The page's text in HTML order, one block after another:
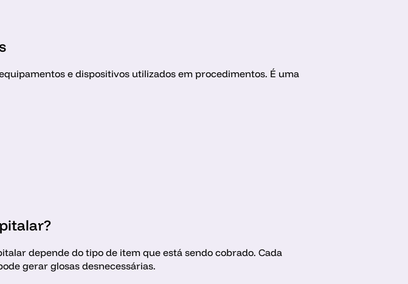
e dispositivos utilizados em procedimentos. É uma
depende do tipo de item que está sendo cobrado. Cada
gerar glosas desnecessárias.